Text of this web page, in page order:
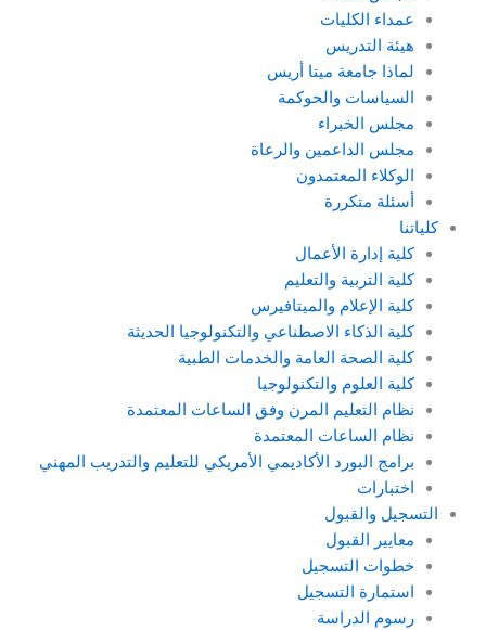
عمداء الكليات
هيئة التدريس
لماذا جامعة ميتا أريس
السياسات والحوكمة
مجلس الخبراء
مجلس الداعمين والرعاة
الوكلاء المعتمدون
أسئلة متكررة
كلياتنا
كلية إدارة الأعمال
كلية التربية والتعليم
كلية الإعلام والميتافيرس
كلية الذكاء الاصطناعي والتكنولوجيا الحديثة
كلية الصحة العامة والخدمات الطبية
كلية العلوم والتكنولوجيا
نظام التعليم المرن وفق الساعات المعتمدة
نظام الساعات المعتمدة
برامج البورد الأكاديمي الأمريكي للتعليم والتدريب المهني
اختبارات
التسجيل والقبول
معايير القبول
خطوات التسجيل
استمارة التسجيل
رسوم الدراسة